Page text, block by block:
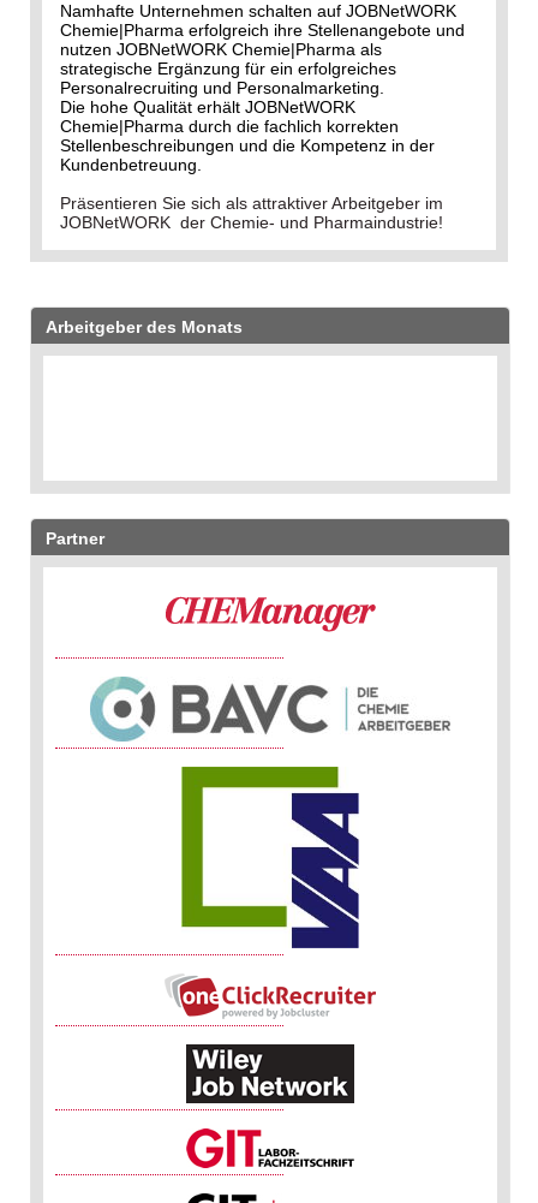
Namhafte Unternehmen schalten auf JOBNetWORK
Chemie|Pharma erfolgreich ihre Stellenangebote und
nutzen JOBNetWORK Chemie|Pharma als
strategische Ergänzung für ein erfolgreiches
Personalrecruiting und Personalmarketing.
Die hohe Qualität erhält JOBNetWORK
Chemie|Pharma durch die fachlich korrekten
Stellenbeschreibungen und die Kompetenz in der
Kundenbetreuung.
Präsentieren Sie sich als attraktiver Arbeitgeber im
JOBNetWORK der Chemie- und Pharmaindustrie!
Arbeitgeber des Monats
Partner